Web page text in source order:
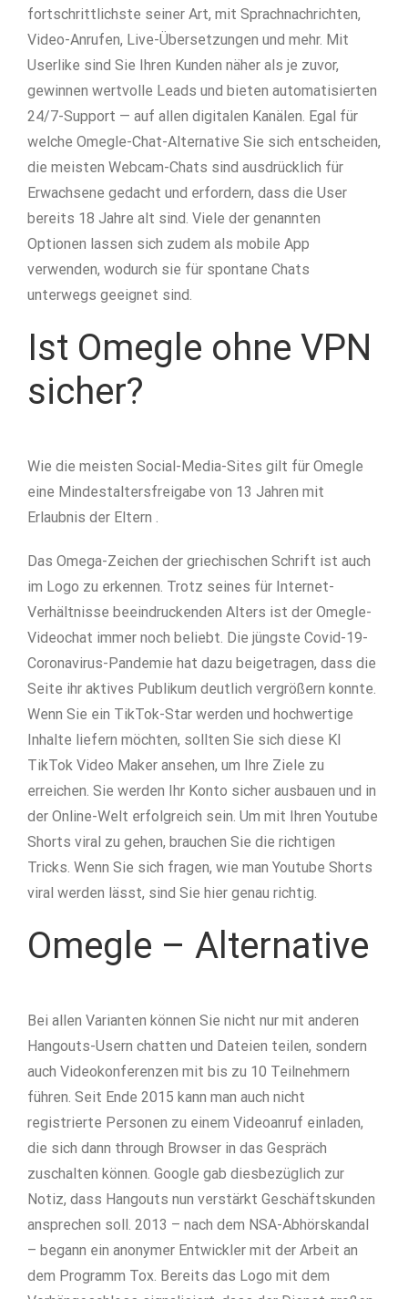
fortschrittlichste seiner Art, mit Sprachnachrichten,
Video-Anrufen, Live-Übersetzungen und mehr. Mit
Userlike sind Sie Ihren Kunden näher als je zuvor,
gewinnen wertvolle Leads und bieten automatisierten
24/7-Support — auf allen digitalen Kanälen. Egal für
welche Omegle-Chat-Alternative Sie sich entscheiden,
die meisten Webcam-Chats sind ausdrücklich für
Erwachsene gedacht und erfordern, dass die User
bereits 18 Jahre alt sind. Viele der genannten
Optionen lassen sich zudem als mobile App
verwenden, wodurch sie für spontane Chats
unterwegs geeignet sind.
Ist Omegle ohne VPN
sicher?
Wie die meisten Social-Media-Sites gilt für Omegle
eine Mindestaltersfreigabe von 13 Jahren mit
Erlaubnis der Eltern .
Das Omega-Zeichen der griechischen Schrift ist auch
im Logo zu erkennen. Trotz seines für Internet-
Verhältnisse beeindruckenden Alters ist der Omegle-
Videochat immer noch beliebt. Die jüngste Covid-19-
Coronavirus-Pandemie hat dazu beigetragen, dass die
Seite ihr aktives Publikum deutlich vergrößern konnte.
Wenn Sie ein TikTok-Star werden und hochwertige
Inhalte liefern möchten, sollten Sie sich diese KI
TikTok Video Maker ansehen, um Ihre Ziele zu
erreichen. Sie werden Ihr Konto sicher ausbauen und in
der Online-Welt erfolgreich sein. Um mit Ihren Youtube
Shorts viral zu gehen, brauchen Sie die richtigen
Tricks. Wenn Sie sich fragen, wie man Youtube Shorts
viral werden lässt, sind Sie hier genau richtig.
Omegle – Alternative
Bei allen Varianten können Sie nicht nur mit anderen
Hangouts-Usern chatten und Dateien teilen, sondern
auch Videokonferenzen mit bis zu 10 Teilnehmern
führen. Seit Ende 2015 kann man auch nicht
registrierte Personen zu einem Videoanruf einladen,
die sich dann through Browser in das Gespräch
zuschalten können. Google gab diesbezüglich zur
Notiz, dass Hangouts nun verstärkt Geschäftskunden
ansprechen soll. 2013 – nach dem NSA-Abhörskandal
– begann ein anonymer Entwickler mit der Arbeit an
dem Programm Tox. Bereits das Logo mit dem